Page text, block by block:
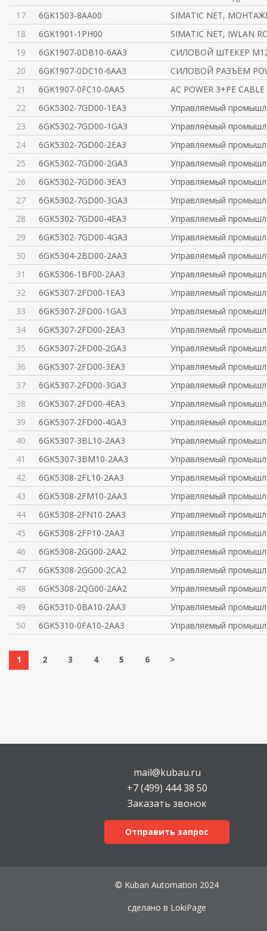
17
6GK1503-8AA00
SIMATIC NET,
18
6GK1901-1PH00
SIMATIC NET, IWLAN
19
6GK1907-0DB10-6AA3
СИЛОВОЙ ШТЕКЕР M12
20
6GK1907-0DC10-6AA3
СИЛОВОЙ РАЗЪЁМ
21
6GK1907-0FC10-0AA5
AC POWER 3+PE
22
6GK5302-7GD00-1EA3
Управляемый
23
6GK5302-7GD00-1GA3
Управляемый
24
6GK5302-7GD00-2EA3
Управляемый
25
6GK5302-7GD00-2GA3
Управляемый
26
6GK5302-7GD00-3EA3
Управляемый
27
6GK5302-7GD00-3GA3
Управляемый
28
6GK5302-7GD00-4EA3
Управляемый
29
6GK5302-7GD00-4GA3
Управляемый
30
6GK5304-2BD00-2AA3
Управляемый
31
6GK5306-1BF00-2AA3
Управляемый
32
6GK5307-2FD00-1EA3
Управляемый
33
6GK5307-2FD00-1GA3
Управляемый
34
6GK5307-2FD00-2EA3
Управляемый
35
6GK5307-2FD00-2GA3
Управляемый
36
6GK5307-2FD00-3EA3
Управляемый
37
6GK5307-2FD00-3GA3
Управляемый
38
6GK5307-2FD00-4EA3
Управляемый
39
6GK5307-2FD00-4GA3
Управляемый
40
6GK5307-3BL10-2AA3
Управляемый
41
6GK5307-3BM10-2AA3
Управляемый
42
6GK5308-2FL10-2AA3
Управляемый
43
6GK5308-2FM10-2AA3
Управляемый
44
6GK5308-2FN10-2AA3
Управляемый
45
6GK5308-2FP10-2AA3
Управляемый
46
6GK5308-2GG00-2AA2
Управляемый
47
6GK5308-2GG00-2CA2
Управляемый
48
6GK5308-2QG00-2AA2
Управляемый
49
6GK5310-0BA10-2AA3
Управляемый
50
6GK5310-0FA10-2AA3 Управляемый
1 2 3 4 5 6 >
mail@kubau.ru
+7 (499) 444 38 50
Заказать звонок
Отправить запрос
© Kuban Automation 2024
сделано в LokiPage